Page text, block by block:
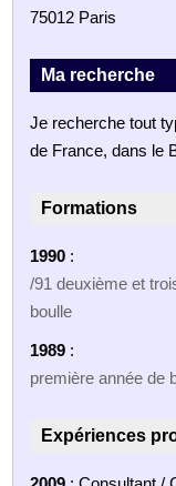
75012 Paris
Ma recherche
Je recherche tout
de France, dans le
Formations
1990 :
/91 deuxième et
boulle
1989 :
première année de
Expériences